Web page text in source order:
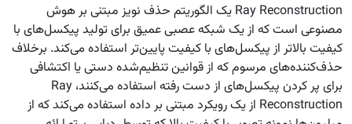
Ray Reconstruction یک الگوریتم حذف نویز مبتنی بر هوش
مصنوعی است که از یک شبکه عصبی عمیق برای تولید پیکسل‌های با
کیفیت بالاتر از پیکسل‌های با کیفیت پایین‌تر استفاده می‌کند. برخلاف
حذف‌کننده‌های مرسوم که از قوانین تنظیم‌شده دستی یا اکتشافی
برای پر کردن پیکسل‌های از دست رفته استفاده می‌کنند، Ray
Reconstruction از یک رویکرد مبتنی بر داده استفاده می‌کند که از